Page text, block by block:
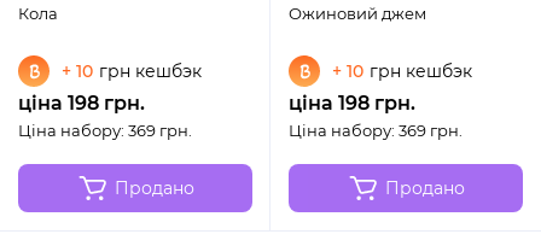
Кола
+ 10 грн кешбэк
ціна 198 грн.
Ціна набору: 369 грн.
Продано
Ожиновий джем
+ 10 грн кешбэк
ціна 198 грн.
Ціна набору: 369 грн.
Продано